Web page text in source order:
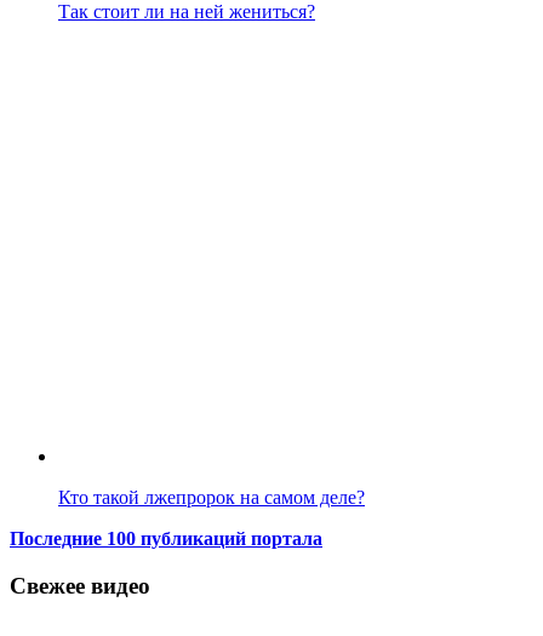
Так стоит ли на ней жениться?
Кто такой лжепророк на самом деле?
Последние 100 публикаций портала
Свежее видео